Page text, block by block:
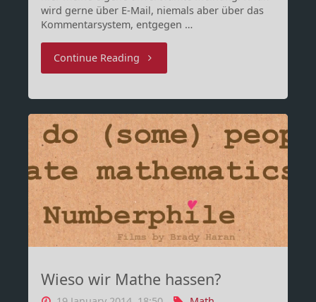
wird gerne über E-Mail, niemals aber über das
Kommentarsystem, entgegen …
Continue Reading"The
Wars
–
Teil
1"
Wieso wir Mathe hassen?